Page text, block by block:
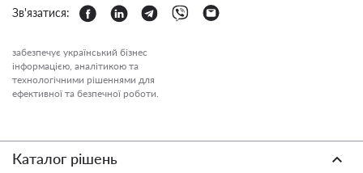
Зв'язатися:
забезпечує український бізнес
інформацією, аналітикою та
технологічними рішеннями для
ефективної та безпечної роботи.
Каталог рішень